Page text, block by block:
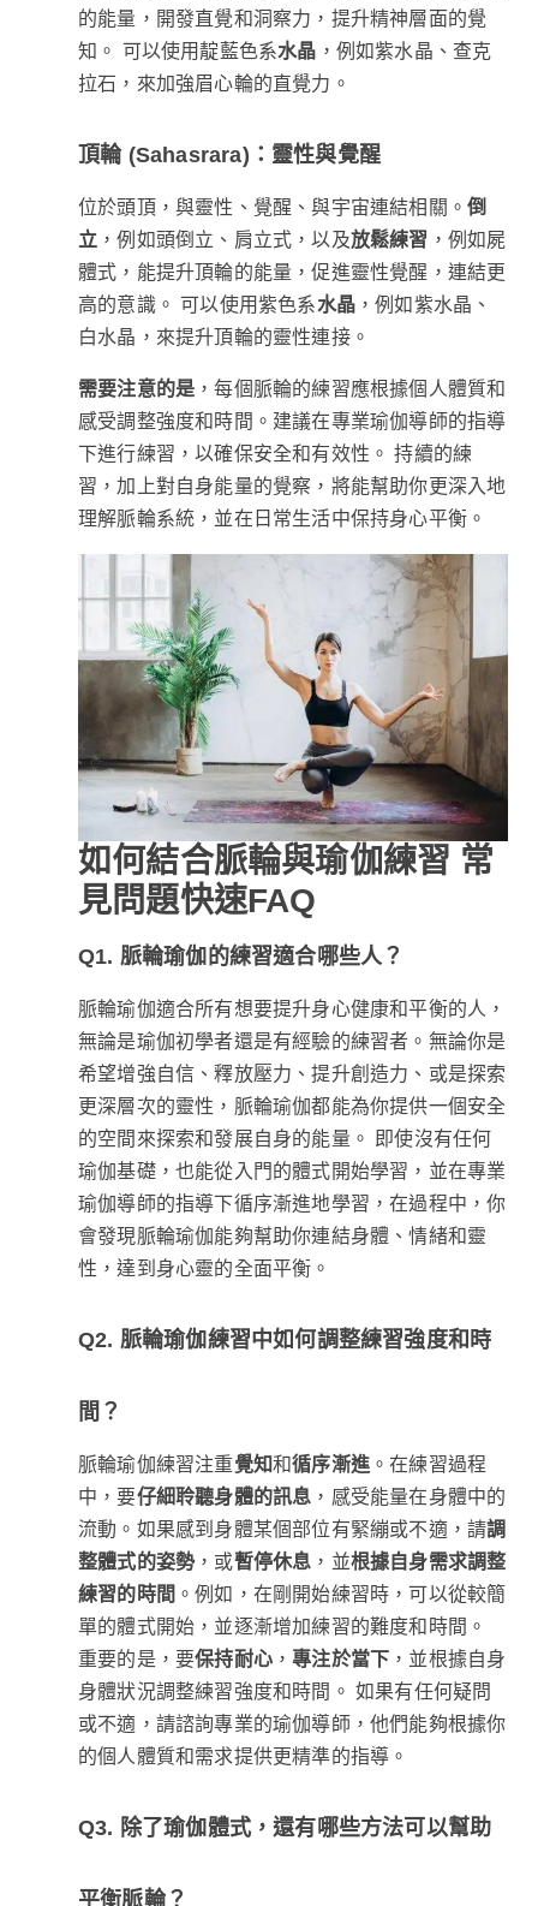
的能量，開發直覺和洞察力，提升精神層面的覺
知。 可以使用靛藍色系水晶 ，例如紫水晶、查克
拉石，來加強眉心輪的直覺力。
頂輪 (Sahasrara)：靈性與覺醒
位於頭頂，與靈性、覺醒、與宇宙連結相關。 倒
立 ，例如頭倒立、肩立式，以及放鬆練習 ，例如屍
體式，能提升頂輪的能量，促進靈性覺醒，連結更
高的意識。 可以使用紫色系水晶 ，例如紫水晶、
白水晶，來提升頂輪的靈性連接。
需要注意的是 ，每個脈輪的練習應根據個人體質和
感受調整強度和時間。建議在專業瑜伽導師的指導
下進行練習，以確保安全和有效性。 持續的練
習，加上對自身能量的覺察，將能幫助你更深入地
理解脈輪系統，並在日常生活中保持身心平衡。
如何結合脈輪與瑜伽練習 常
見問題快速FAQ
Q1. 脈輪瑜伽的練習適合哪些人？
脈輪瑜伽適合所有想要提升身心健康和平衡的人，
無論是瑜伽初學者還是有經驗的練習者。無論你是
希望增強自信、釋放壓力、提升創造力、或是探索
更深層次的靈性，脈輪瑜伽都能為你提供一個安全
的空間來探索和發展自身的能量。 即使沒有任何
瑜伽基礎，也能從入門的體式開始學習，並在專業
瑜伽導師的指導下循序漸進地學習，在過程中，你
會發現脈輪瑜伽能夠幫助你連結身體、情緒和靈
性，達到身心靈的全面平衡。
Q2. 脈輪瑜伽練習中如何調整練習強度和時
間？
脈輪瑜伽練習注重覺知和循序漸進 。在練習過程
中，要仔細聆聽身體的訊息 ，感受能量在身體中的
流動。如果感到身體某個部位有緊繃或不適，請調
整體式的姿勢，或暫停休息 ，並根據自身需求調整
練習的時間 。例如，在剛開始練習時，可以從較簡
單的體式開始，並逐漸增加練習的難度和時間。
重要的是，要保持耐心 ，專注於當下 ，並根據自身
身體狀況調整練習強度和時間。 如果有任何疑問
或不適，請諮詢專業的瑜伽導師，他們能夠根據你
的個人體質和需求提供更精準的指導。
Q3. 除了瑜伽體式，還有哪些方法可以幫助
平衡脈輪？